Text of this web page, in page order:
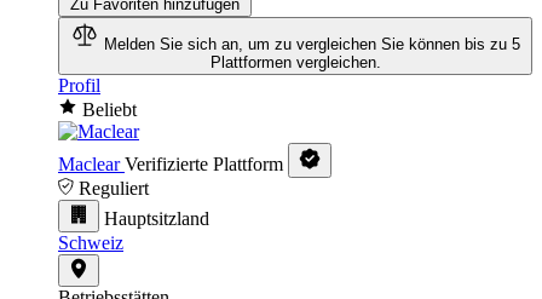
Zu Favoriten hinzufügen
Melden Sie sich an, um zu vergleichen Sie können bis zu 5
Plattformen vergleichen.
Profil
Beliebt
Maclear Verifizierte Plattform
Reguliert
Hauptsitzland
Schweiz